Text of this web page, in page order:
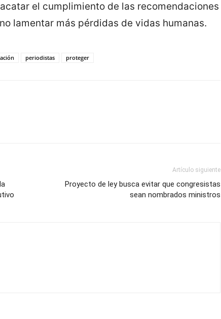
el cumplimiento de las recomendaciones
lamentar más pérdidas de vidas humanas.
periodistas proteger
Artículo siguiente
Proyecto de ley busca evitar que congresistas
sean nombrados ministros